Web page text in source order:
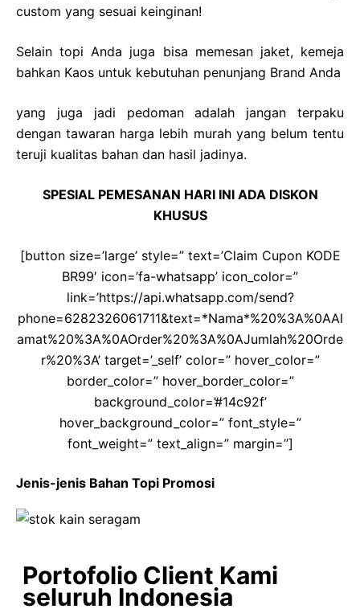
custom yang sesuai keinginan!
Selain topi Anda juga bisa memesan jaket, kemeja
bahkan Kaos untuk kebutuhan penunjang Brand Anda
yang juga jadi pedoman adalah jangan terpaku
dengan tawaran harga lebih murah yang belum tentu
teruji kualitas bahan dan hasil jadinya.
SPESIAL PEMESANAN HARI INI ADA DISKON
KHUSUS
[button size=’large’ style=” text=’Claim Cupon KODE
BR99′ icon=’fa-whatsapp’ icon_color=”
link=’https://api.whatsapp.com/send?
phone=6282326061711&text=*Nama*%20%3A%0AAl
amat%20%3A%0AOrder%20%3A%0AJumlah%20Orde
r%20%3A’ target=’_self’ color=” hover_color=”
border_color=” hover_border_color=”
background_color=’#14c92f’
hover_background_color=” font_style=”
font_weight=” text_align=” margin=”]
Jenis-jenis Bahan Topi Promosi
Portofolio Client Kami
seluruh Indonesia